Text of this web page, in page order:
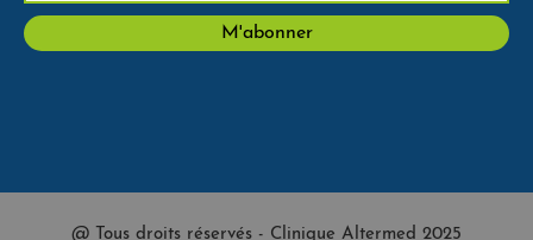
@ Tous droits réservés - Clinique Altermed 2025